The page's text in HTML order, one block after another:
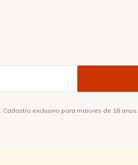
. Cadastro exclusivo para maiores de 18 anos.